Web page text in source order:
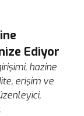
Ediyor
hazine
erişim ve